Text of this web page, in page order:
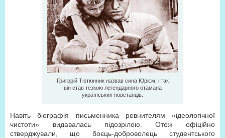
Григорій Тютюнник назвав сина Юрієм, і так
він став тезкою легендарного отамана
українських повстанців.
Навіть біографія письменника ревнителям «ідеологічної
чистоти» видавалась підозрілою. Отож офіційно
стверджували, що боєць-доброволець студентського